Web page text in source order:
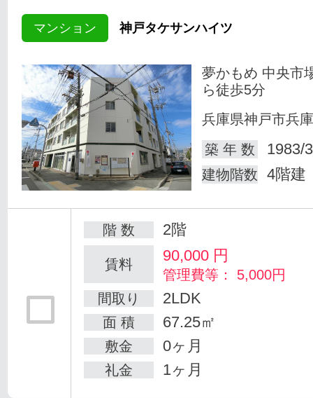
マンション 神戸タケサンハイツ
夢かもめ 中央市
ら徒歩5分
兵庫県神戸市兵
築 年 数
1983/
建物階数 4階建
階 数 2階
賃料 90,000 円
管理費等： 5,000円
間取り
2LDK
面 積 67.25㎡
敷金 0ヶ月
礼金 1ヶ月